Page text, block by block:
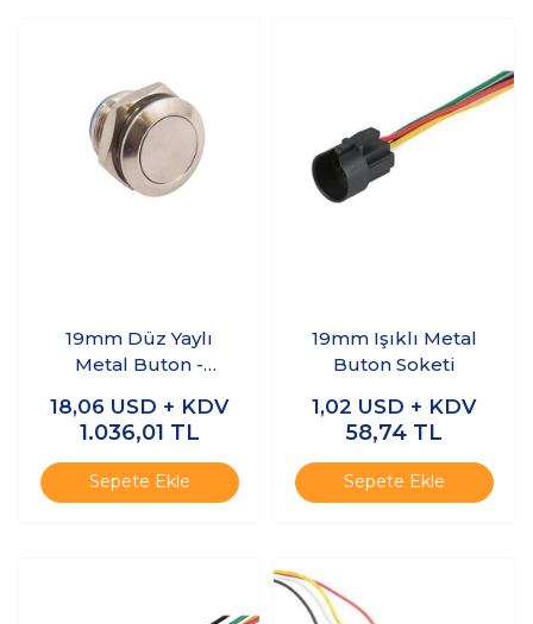
19mm Düz Yaylı
Metal Buton -
18,06 USD + KDV
1.036,01 TL
Sepete Ekle
19mm Işıklı Metal
Buton Soketi
1,02 USD + KDV
58,74 TL
Sepete Ekle